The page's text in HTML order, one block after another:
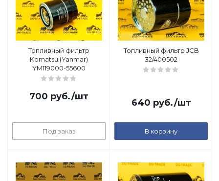
Топливный фильтр
Komatsu (Yanmar)
YM119000-55600
700 руб./шт
Под заказ
Топливный фильтр JCB
32/400502
640 руб./шт
В корзину